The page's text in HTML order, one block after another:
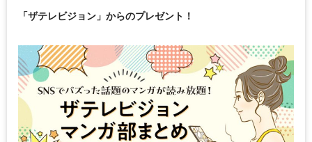
「ザテレビジョン」からのプレゼント！